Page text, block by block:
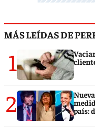
MÁS LEÍDAS DE
1
2
país: